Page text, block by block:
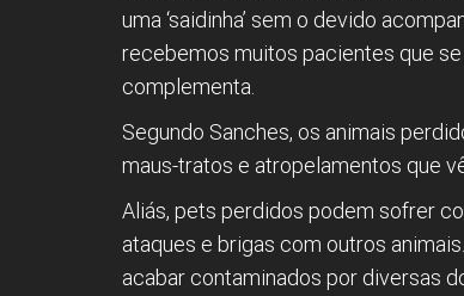
uma ‘saidinha’ sem o devido
recebemos muitos pacientes que se
complementa.
Segundo Sanches, os animais
maus-tratos e atropelamentos que
Aliás, pets perdidos podem sofrer
ataques e brigas com outros
acabar contaminados por diversas